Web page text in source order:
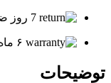
7 روز ضمانت بازگشت وجه
۶ ماه گارانتی لایت اسمارت
توضیحات